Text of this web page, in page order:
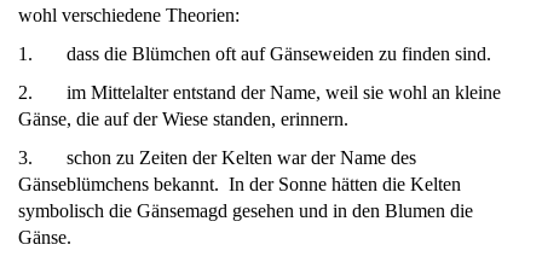
wohl verschiedene Theorien:
1. dass die Blümchen oft auf Gänseweiden zu finden sind.
2. im Mittelalter entstand der Name, weil sie wohl an kleine
Gänse, die auf der Wiese standen, erinnern.
3. schon zu Zeiten der Kelten war der Name des
Gänseblümchens bekannt. In der Sonne hätten die Kelten
symbolisch die Gänsemagd gesehen und in den Blumen die
Gänse.